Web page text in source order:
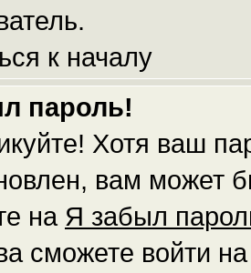
к началу
пароль!
Хотя ваш
вам может
на Я забыл
сможете войти